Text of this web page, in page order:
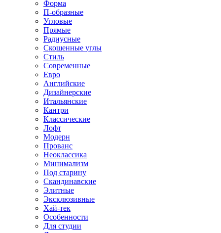
Форма
П-образные
Угловые
Прямые
Радиусные
Скошенные углы
Стиль
Современные
Евро
Английские
Дизайнерские
Итальянские
Кантри
Классические
Лофт
Модерн
Прованс
Неоклассика
Минимализм
Под старину
Скандинавские
Элитные
Эксклюзивные
Хай-тек
Особенности
Для студии